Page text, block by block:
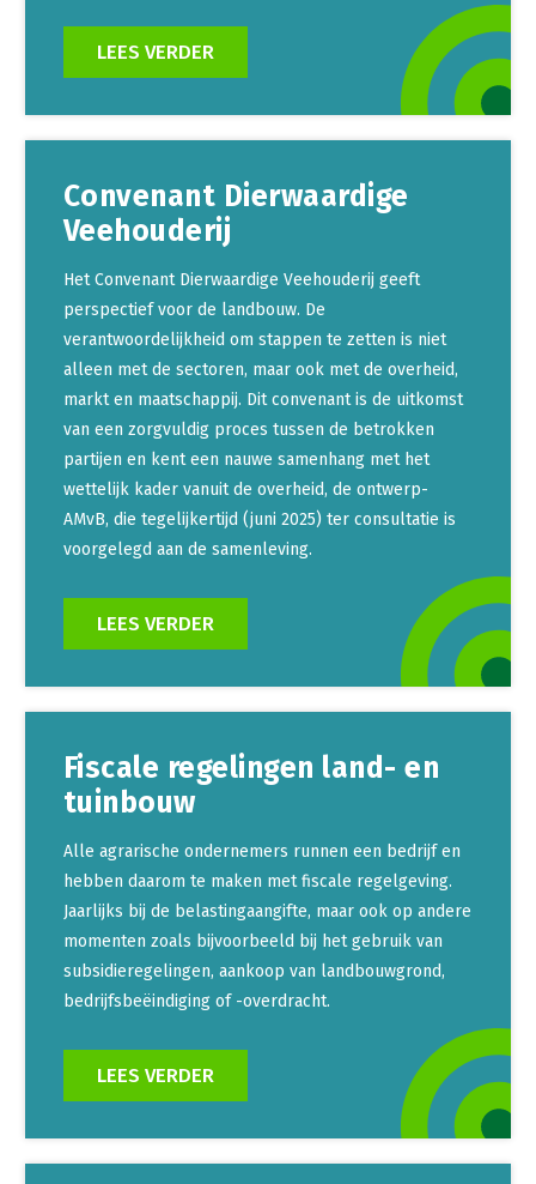
LEES VERDER
Convenant Dierwaardige
Veehouderij
Het Convenant Dierwaardige Veehouderij geeft
perspectief voor de landbouw. De
verantwoordelijkheid om stappen te zetten is niet
alleen met de sectoren, maar ook met de overheid,
markt en maatschappij. Dit convenant is de uitkomst
van een zorgvuldig proces tussen de betrokken
partijen en kent een nauwe samenhang met het
wettelijk kader vanuit de overheid, de ontwerp-
AMvB, die tegelijkertijd (juni 2025) ter consultatie is
voorgelegd aan de samenleving.
LEES VERDER
Fiscale regelingen land- en
tuinbouw
Alle agrarische ondernemers runnen een bedrijf en
hebben daarom te maken met fiscale regelgeving.
Jaarlijks bij de belastingaangifte, maar ook op andere
momenten zoals bijvoorbeeld bij het gebruik van
subsidieregelingen, aankoop van landbouwgrond,
bedrijfsbeëindiging of -overdracht.
LEES VERDER